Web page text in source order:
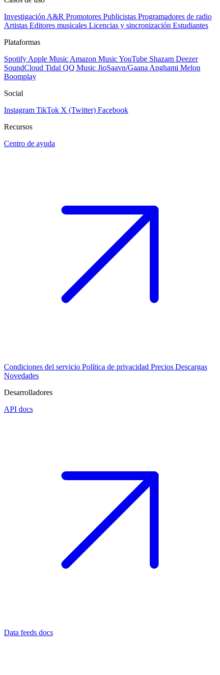
Investigación A&R Promotores Publicistas Programadores de radio
Artistas Editores musicales Licencias y sincronización Estudiantes
Plataformas
Spotify Apple Music Amazon MusicYouTube Shazam Deezer
SoundCloud Tidal QQ Music JioSaavn/Gaana Anghami Melon
Boomplay
Social
Instagram TikTok X (Twitter) Facebook
Recursos
Centro de ayuda
Condiciones del servicio Política de privacidad Precios Descargas
Novedades
Desarrolladores
API docs
Data feeds docs